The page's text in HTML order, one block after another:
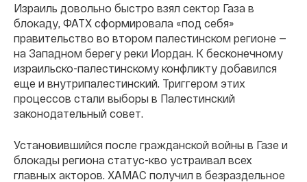
Израиль довольно быстро взял сектор Газа в
блокаду, ФАТХ сформировала «под себя»
правительство во втором палестинском регионе —
на Западном берегу реки Иордан. К бесконечному
израильско-палестинскому конфликту добавился
еще и внутрипалестинский. Триггером этих
процессов стали выборы в Палестинский
законодательный совет.
Установившийся после гражданской войны в Газе и
блокады региона статус-кво устраивал всех
главных акторов. ХАМАС получил в безраздельное